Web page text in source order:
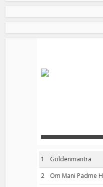
1
Goldenmantra
2
Om Mani Padme